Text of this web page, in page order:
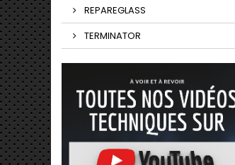
REPAREGLASS
TERMINATOR